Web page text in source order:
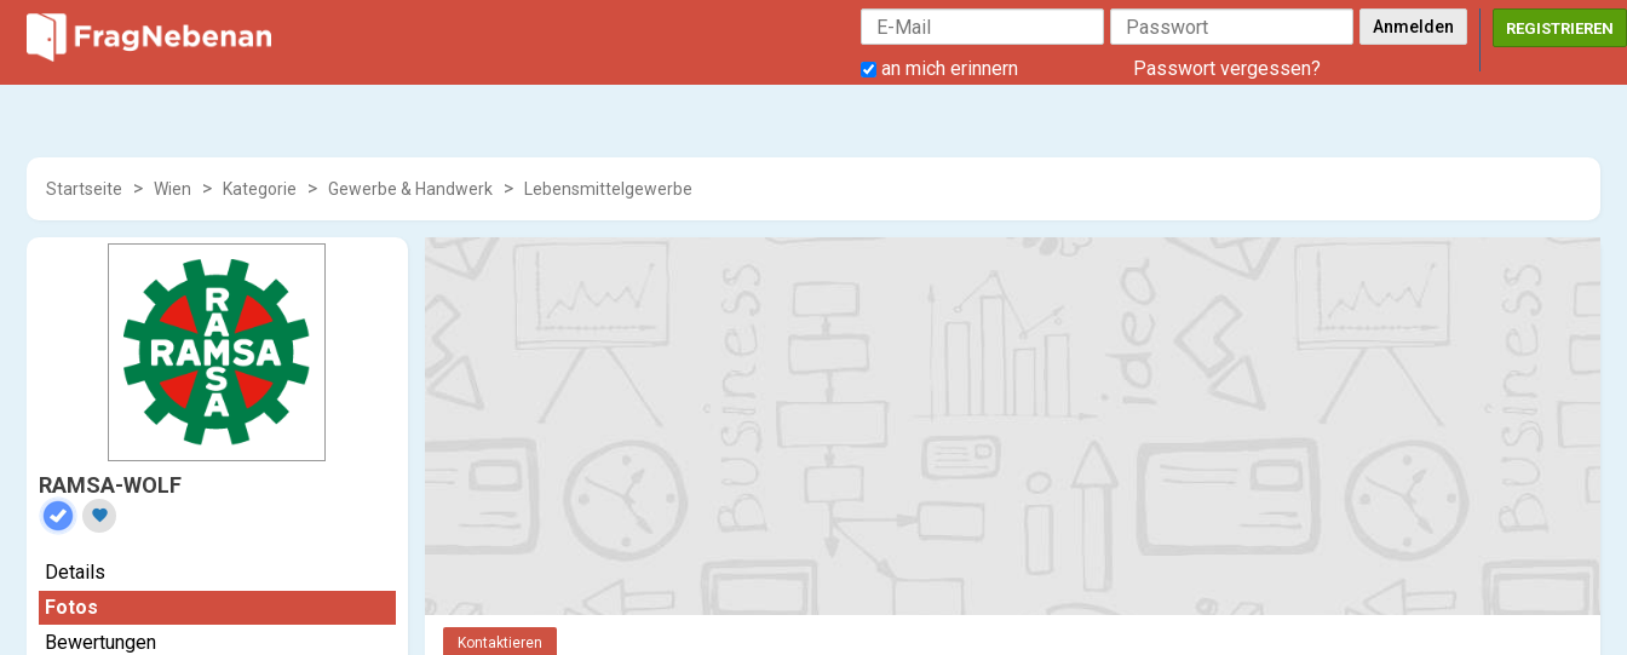
an mich erinnern Passwort vergessen?
REGISTRIEREN
Startseite Wien Kategorie Gewerbe & Handwerk Lebensmittelgewerbe
RAMSA-WOLF
favorite
Details
Fotos
Bewertungen
Kontaktieren